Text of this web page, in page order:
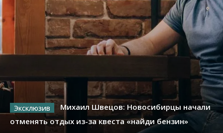
Михаил Швецов: Новосибирцы начали
отменять отдых из-за квеста «найди бензин»